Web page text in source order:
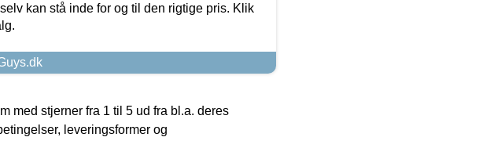
kan stå inde for og til den rigtige pris. Klik
med stjerner fra 1 til 5 ud fra bl.a. deres
leveringsformer og